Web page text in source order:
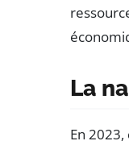
La
En